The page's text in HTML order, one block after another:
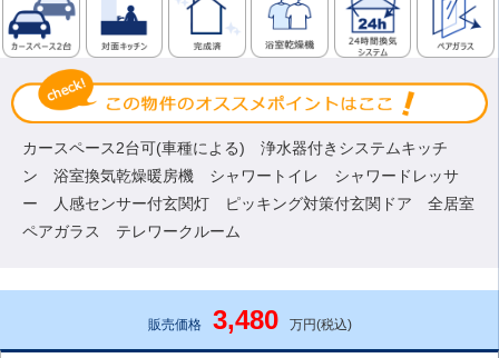
カースペース2台可(車種による) 浄水器付きシステムキッチ
ン 浴室換気乾燥暖房機 シャワートイレ シャワードレッサ
ー 人感センサー付玄関灯 ピッキング対策付玄関ドア 全居室
ペアガラス テレワークルーム
販売価格 3,480 万円(税込)